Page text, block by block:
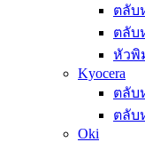
ตลับ
ตลับ
หัวพิ
Kyocera
ตลับ
ตลับ
Oki